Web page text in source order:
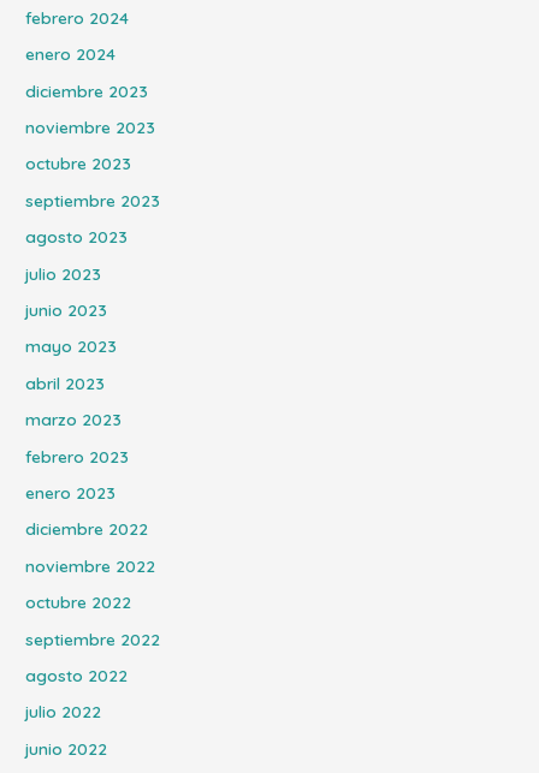
febrero 2024
enero 2024
diciembre 2023
noviembre 2023
octubre 2023
septiembre 2023
agosto 2023
julio 2023
junio 2023
mayo 2023
abril 2023
marzo 2023
febrero 2023
enero 2023
diciembre 2022
noviembre 2022
octubre 2022
septiembre 2022
agosto 2022
julio 2022
junio 2022